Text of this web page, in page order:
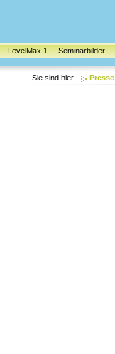
LevelMax 1 Seminarbilder
Sie sind hier: Presse